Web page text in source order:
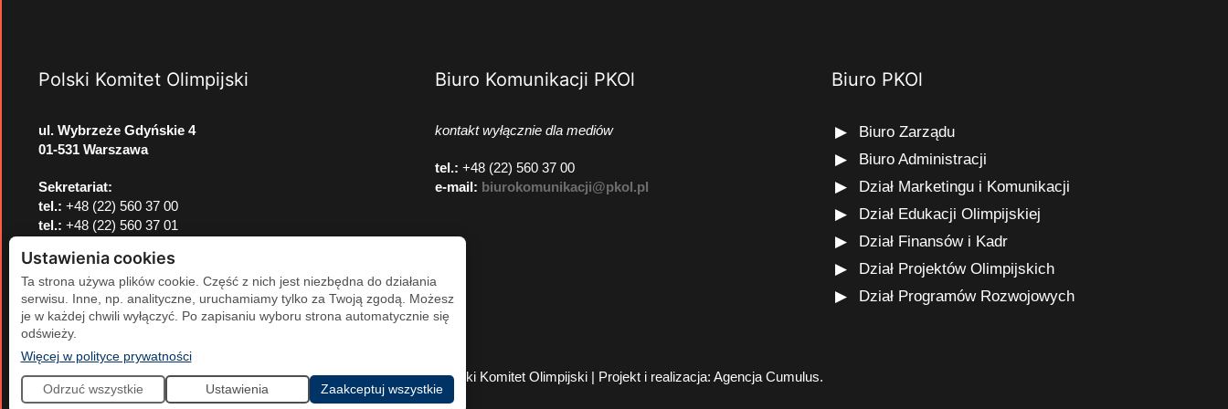
Polski Komitet Olimpijski
ul. Wybrzeże Gdyńskie 4
01-531 Warszawa
Sekretariat:
tel.: +48 (22) 560 37 00
tel.: +48 (22) 560 37 01
Biuro Komunikacji PKOl
kontakt wyłącznie dla mediów
tel.: +48 (22) 560 37 00
e-mail: biurokomunikacji@pkol.pl
Biuro PKOl
Biuro Zarządu
Biuro Administracji
Dział Marketingu i Komunikacji
Dział Edukacji Olimpijskiej
Dział Finansów i Kadr
Dział Projektów Olimpijskich
Dział Programów Rozwojowych
2026 Polski Komitet Olimpijski | Projekt i realizacja: Agencja Cumulus.
Ustawienia cookies
Ta strona używa plików cookie. Część z nich jest niezbędna do działania
serwisu. Inne, np. analityczne, uruchamiamy tylko za Twoją zgodą. Możesz
je w każdej chwili wyłączyć. Po zapisaniu wyboru strona automatycznie się
odświeży.
Więcej w polityce prywatności(otwiera się w nowej karcie)
Odrzuć wszystkie Ustawienia Zaakceptuj wszystkie